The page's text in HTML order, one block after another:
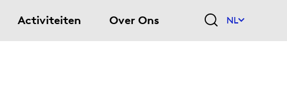
Activiteiten Over Ons NL